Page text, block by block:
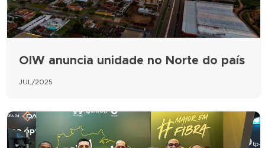
OIW anuncia unidade no Norte do país
JUL/2025